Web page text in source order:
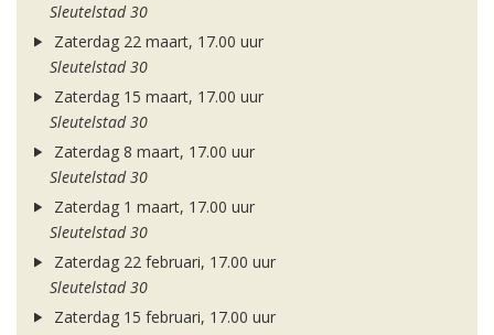
Sleutelstad 30
Zaterdag 22 maart, 17.00 uur
Sleutelstad 30
Zaterdag 15 maart, 17.00 uur
Sleutelstad 30
Zaterdag 8 maart, 17.00 uur
Sleutelstad 30
Zaterdag 1 maart, 17.00 uur
Sleutelstad 30
Zaterdag 22 februari, 17.00 uur
Sleutelstad 30
Zaterdag 15 februari, 17.00 uur